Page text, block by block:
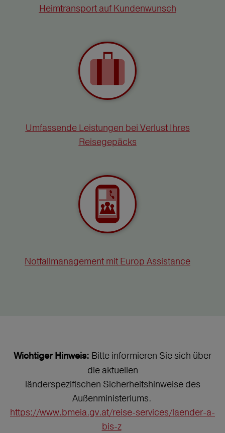
Heimtransport auf Kundenwunsch
Umfassende Leistungen bei Verlust Ihres
Reisegepäcks
Notfallmanagement mit Europ Assistance
Wichtiger Hinweis: Bitte informieren Sie sich über
die aktuellen
länderspezifischen Sicherheitshinweise des
Außenministeriums.
https://www.bmeia.gv.at/reise-services/laender-a-
bis-z